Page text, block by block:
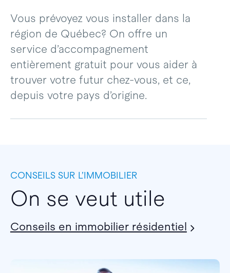
Vous prévoyez vous installer dans la
région de Québec? On offre un
service d’accompagnement
entièrement gratuit pour vous aider à
trouver votre futur chez-vous, et ce,
depuis votre pays d’origine.
CONSEILS SUR L’IMMOBILIER
On se veut utile
Conseils en immobilier résidentiel